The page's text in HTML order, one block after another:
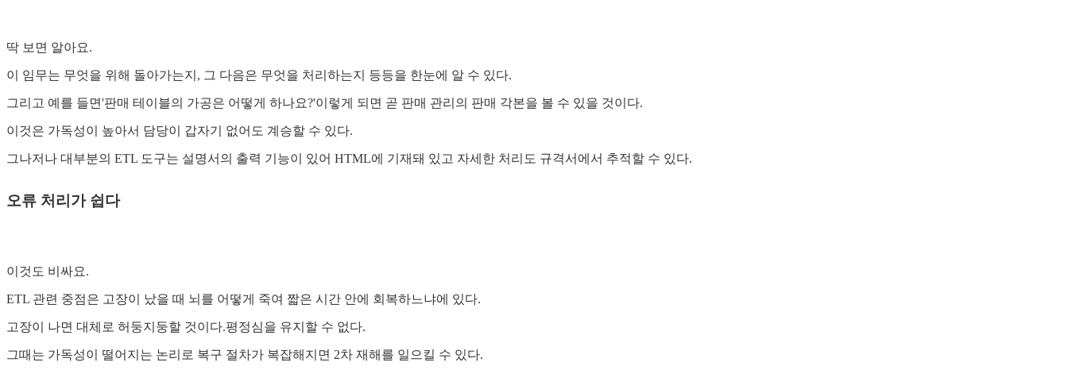
딱 보면 알아요.
이 임무는 무엇을 위해 돌아가는지, 그 다음은 무엇을 처리하는지 등등을 한눈에 알 수 있다.
그리고 예를 들면'판매 테이블의 가공은 어떻게 하나요?'이렇게 되면 곧 판매 관리의 판매 각본을 볼 수 있을 것이다.
이것은 가독성이 높아서 담당이 갑자기 없어도 계승할 수 있다.
그나저나 대부분의 ETL 도구는 설명서의 출력 기능이 있어 HTML에 기재돼 있고 자세한 처리도 규격서에서 추적할 수 있다.
오류 처리가 쉽다
이것도 비싸요.
ETL 관련 중점은 고장이 났을 때 뇌를 어떻게 죽여 짧은 시간 안에 회복하느냐에 있다.
고장이 나면 대체로 허둥지둥할 것이다.평정심을 유지할 수 없다.
그때는 가독성이 떨어지는 논리로 복구 절차가 복잡해지면 2차 재해를 일으킬 수 있다.